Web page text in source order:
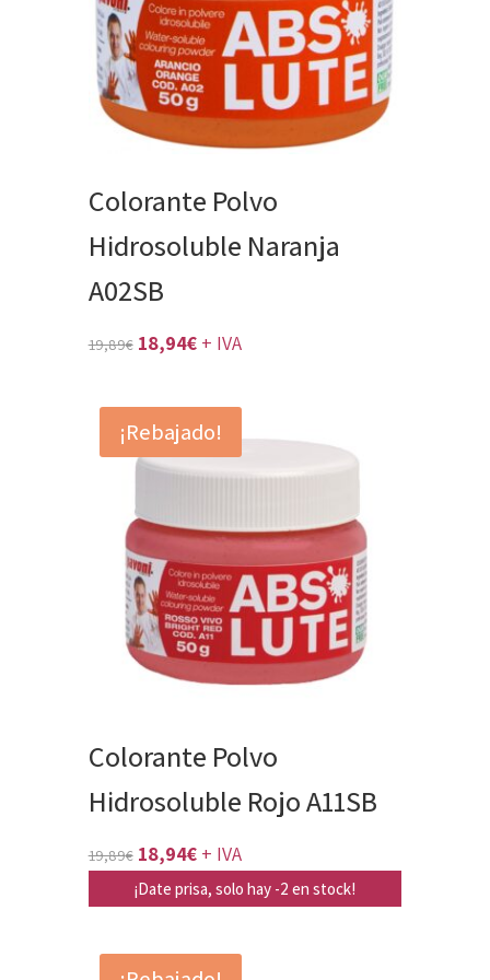
Colorante Polvo
Hidrosoluble Naranja
A02SB
19,89€ El
original
era:
19,89€.
18,94€El
actual
es:
18,94€.
+ IVA
¡Rebajado!
Colorante Polvo
Hidrosoluble Rojo A11SB
19,89€ El
precio
era:
18,94€El
precio
es:
+ IVA
¡Date prisa, solo hay -2 en stock!